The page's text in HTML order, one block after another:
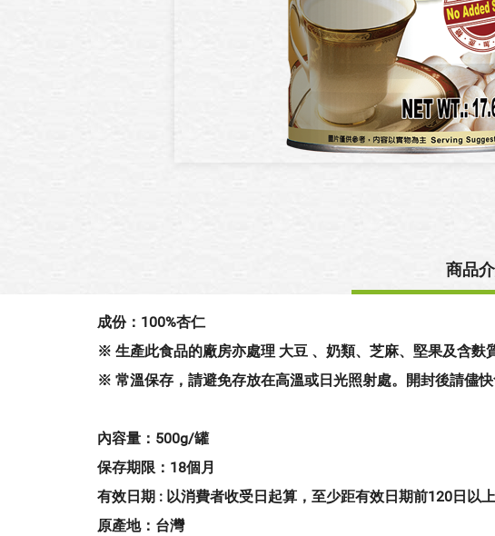
商品
成份： 100%杏仁
※ 生產此食品的廠房亦處理 大豆 、奶類、芝麻、堅果及含麩
※ 常溫保存，請避免存放在高溫或日光照射處。開封後請儘快
內容量： 500g/罐
保存期限： 18個月
有效日期 : 以消費者收受日起算，至少距有效日期前120日以
原產地： 台灣
成份： 100%甜杏仁